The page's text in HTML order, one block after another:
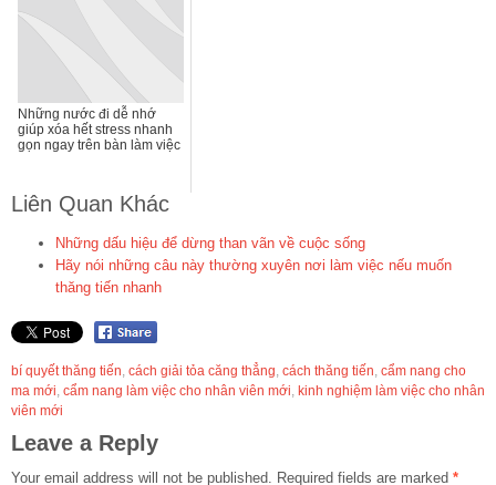
Những nước đi dễ nhớ
giúp xóa hết stress nhanh
gọn ngay trên bàn làm việc
Liên Quan Khác
Những dấu hiệu để dừng than vãn về cuộc sống
Hãy nói những câu này thường xuyên nơi làm việc nếu muốn
thăng tiến nhanh
bí quyết thăng tiến, cách giải tỏa căng thẳng, cách thăng tiến, cẩm nang cho
ma mới, cẩm nang làm việc cho nhân viên mới, kinh nghiệm làm việc cho nhân
viên mới
Leave a Reply
Your email address will not be published. Required fields are marked *